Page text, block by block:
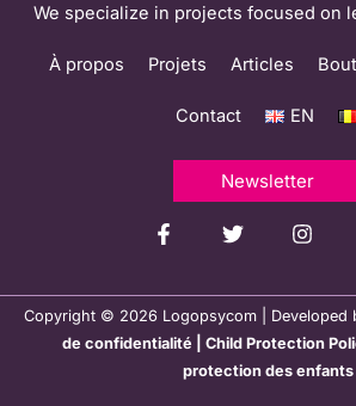
We specialize in projects focused on
À propos Projets Articles
Contact EN
Newsletter
Copyright © 2026 Logopsycom | Developed
de confidentialité
Child Protection
protection des enfants